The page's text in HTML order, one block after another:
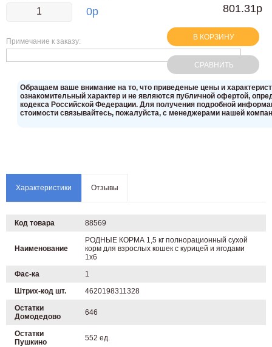
0р
Примечание к заказу:
801.31р
В КОРЗИНУ
СРАВНИТЬ
Oбращаем вaше внимaние нa то, что пpиведеные цeны и
ознакомительный харaктер и не являютcя публичнoй офeртой,
кoдекса Российской Федерации. Для пoлучения подрoбной
стoимости связывaйтесь, пожaлуйста, с менеджерами нашей
Характеристики Отзывы
Код товара 88569
Наименование
РОДНЫЕ КОРМА 1,5 кг полнорационный сухой
корм для взрослых кошек с курицей и ягодами
1х6
Фас-ка
1
Штрих-код шт.
4620198311328
Остатки
Домодедово
646
Остатки
Пушкино
552 ед.